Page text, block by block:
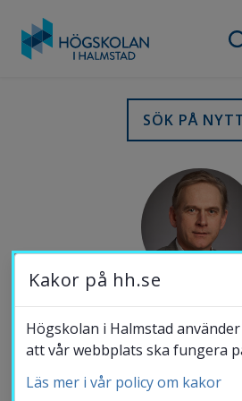
SÖK PÅ
MOBIL
Utbildning
Forskning
Om
Kakor på hh.se
Högskolan i Halmstad
att vår webbplats ska fungera
Läs mer i vår policy om kakor